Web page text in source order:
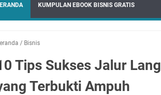
KUMPULAN EBOOK BISNIS GRATIS
/ Bisnis
Tips Sukses Jalur
Terbukti Ampuh